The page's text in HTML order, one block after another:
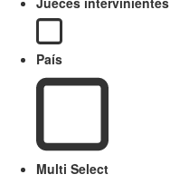
País
Multi Select